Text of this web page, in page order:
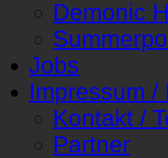
Demonic
Jobs
Impressum /
Kontakt /
Partner